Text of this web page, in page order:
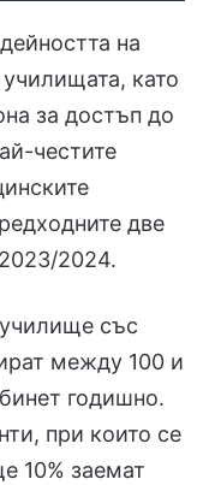
на
като
за достъп до
честите
две
2024.
със
между 100 и
годишно.
при които се
10% заемат